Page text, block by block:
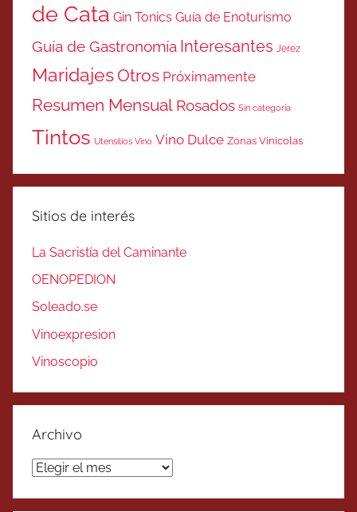
de Cata Gin Tonics Guía de Enoturismo
Guía de Gastronomía Interesantes Jerez
MaridajesOtros Próximamente
Resumen Mensual Rosados Sin categoría
Tintos Utensilios Vino Vino Dulce Zonas Vinicolas
Sitios de interés
La Sacristía del Caminante
OENOPEDION
Soleado.se
Vinoexpresion
Vinoscopio
Archivo
Archivo